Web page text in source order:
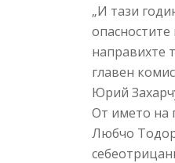
„И тази
направихте
главен
Юрий
От името на
Любчо